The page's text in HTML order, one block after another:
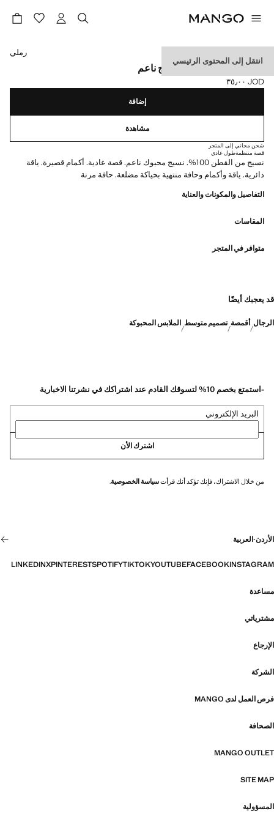
انتقل إلى المحتوى الرئيسي
تيشيرت 100% قطن بنسيج ناعم
السعر الحالي [JOD ٣٥٫٠٠ ]
JOD ٣٥٫٠٠
حدد اللون
رملي
إضافة
مشاهدة
شحن مجاني إلى المتجر
قصة منتظمةطول عادي
نسيج من القطن 100%. نسيج محبوك ناعم. قصة عادية. أكمام قصيرة. ياقة
دائرية. ياقة وأكمام وحافة منتهية بحياكة مضلعة. حافة مرنة
التفاصيل والمكونات والعناية
المقاسات
متوافر في المتجر
قد يعجبك أيضًا
الرجال أقمصة تصميم متوسط الملابس المحبوكة
-استمتع بخصم 10% لتسوقك القادم عند اشتراكك في نشرتنا الاخبارية
البريد الإلكتروني
اشترك الأن
من خلال الاشتراك، فإنك تؤكد أنك قرأتسياسة الخصوصية.
الأردن·العربية
INSTAGRAM
FACEBOOK
YOUTUBE
TIKTOK
SPOTIFY
PINTEREST
X
LINKEDIN
مساعدة
مشترياتي
الإرجاع
الشركة
فرص العمل لدى MANGO
الصحافة
MANGO OUTLET
SITE MAP
المسؤولية